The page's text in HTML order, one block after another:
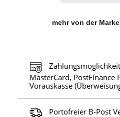
mehr von der Marke
MasterCard, PostFinance
Vorauskasse
Portofreier B-Post